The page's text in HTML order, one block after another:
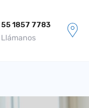
55 1857 7783
Llámanos